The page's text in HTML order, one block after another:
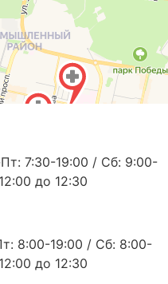
7:30-19:00 / Сб: 9:00-
до 12:30
8:00-19:00 / Сб: 8:00-
до 12:30